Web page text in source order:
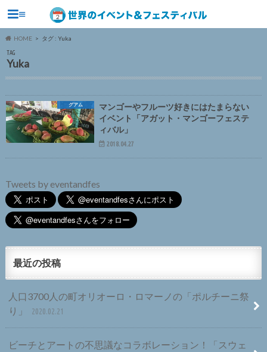
≡
HOME タグ : Yuka
TAG
Yuka
グアム
マンゴーやフルーツ好きにはたまらない
イベント「アガット・マンゴーフェステ
ィバル」
2018.04.27
Tweets by eventandfes
最近の投稿
人口3700人の町オリオーロ・ロマーノの「ポルチーニ祭
り」
2020.02.21
ビーチとアートの不思議なコラボレーション！「スウェ